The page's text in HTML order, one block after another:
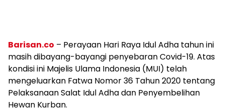
Barisan.co – Perayaan Hari Raya Idul Adha tahun ini
masih dibayang-bayangi penyebaran Covid-19. Atas
kondisi ini Majelis Ulama Indonesia (MUI) telah
mengeluarkan Fatwa Nomor 36 Tahun 2020 tentang
Pelaksanaan Salat Idul Adha dan Penyembelihan
Hewan Kurban.